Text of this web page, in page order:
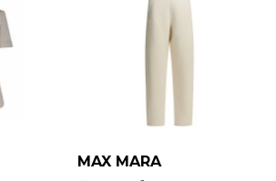
MAX MARA